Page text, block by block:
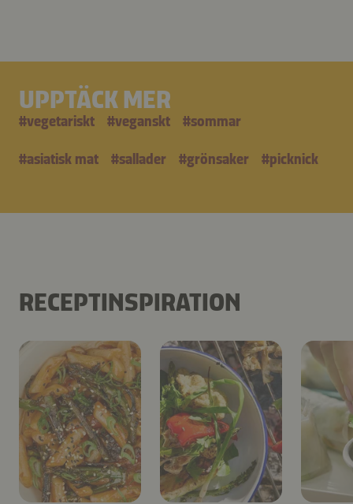
UPPTÄCK MER
#vegetariskt #veganskt #sommar
#asiatisk mat #sallader #grönsaker #picknick
RECEPTINSPIRATION